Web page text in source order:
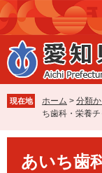
ペ
ー
ジ
の
先
で
す
メ
ニ
ュ
ー
を
ば
し
本
現在地 ホーム > 分類
ち歯科・栄養チ
あいち歯